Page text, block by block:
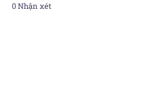
0 Nhận xét